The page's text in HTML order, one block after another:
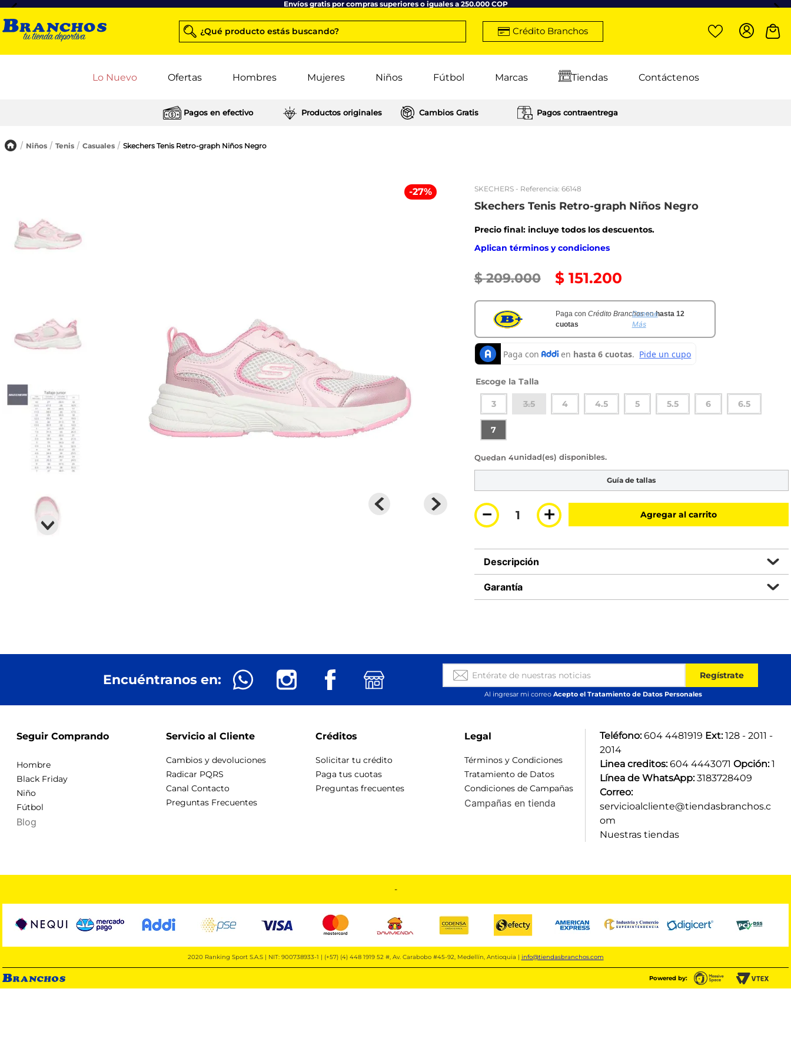
Envíos gratis por compras superiores o iguales a 250.000 COP
¿Qué producto estás buscando? Crédito Branchos
Lo Nuevo Ofertas Hombres Mujeres Niños Fútbol Marcas Tiendas Contáctenos
Pagos en efectivo Productos originales Cambios Gratis Pagos contraentrega
Niños Tenis Casuales Skechers Tenis Retro-graph Niños Negro
-27% SKECHERS- Referencia: 66148
Skechers Tenis Retro-graph Niños Negro
Precio final: incluye todos los descuentos.
Aplican términos y condiciones
$ 209.000 $ 151.200
Paga con Crédito Branchosenhasta 12
cuotas
Conoce
Más
Talla
3 3.5 4 4.5 5 5.5 6 6.5
7
4 disponibles
Guía de tallas
＋
－ Agregar al carrito
Descripción
Garantía
Encuéntranos en: Regístrate
Al ingresar mi correo Acepto el Tratamiento de Datos Personales
Seguir Comprando
Hombre
Black Friday
Niño
Fútbol
Blog
Servicio al Cliente
Cambios y devoluciones
Radicar PQRS
Canal Contacto
Preguntas Frecuentes
Créditos
Solicitar tu crédito
Paga tus cuotas
Preguntas frecuentes
Legal
Términos y Condiciones
Tratamiento de Datos
Condiciones de Campañas
Campañas en tienda
Teléfono: 604 4481919 Ext: 128 - 2011 -
2014
Linea creditos: 604 4443071 Opción: 1
Línea de WhatsApp: 3183728409
Correo:
servicioalcliente@tiendasbranchos.c
om
Nuestras tiendas
-
2020 Ranking Sport S.A.S | NIT: 900738933-1 | (+57) (4) 448 1919 52 #, Av. Carabobo #45-92, Medellín, Antioquia | info@tiendasbranchos.com
Powered by: